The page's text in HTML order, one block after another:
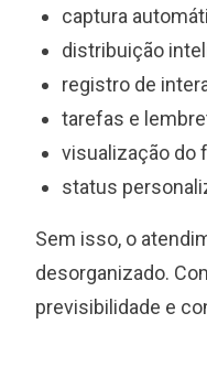
captura
distribuição
registro de
tarefas e
visualização do
status
Sem isso, o
desorganizado.
previsibilidade e